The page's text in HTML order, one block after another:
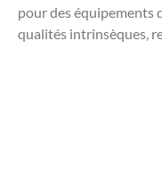
pour des équipements
qualités intrinsèques,